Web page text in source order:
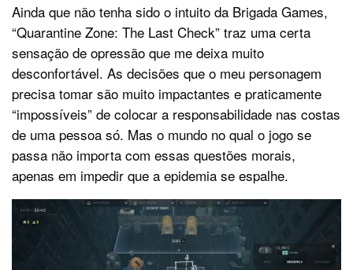
Ainda que não tenha sido o intuito da Brigada Games,
“Quarantine Zone: The Last Check” traz uma certa
sensação de opressão que me deixa muito
desconfortável. As decisões que o meu personagem
precisa tomar são muito impactantes e praticamente
“impossíveis” de colocar a responsabilidade nas costas
de uma pessoa só. Mas o mundo no qual o jogo se
passa não importa com essas questões morais,
apenas em impedir que a epidemia se espalhe.